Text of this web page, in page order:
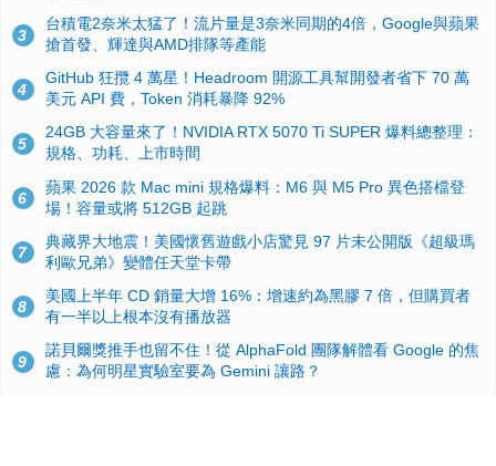
3
台積電2奈米太猛了！流片量是3奈米同期的4倍，Google與蘋果
搶首發、輝達與AMD排隊等產能
4
GitHub 狂攬 4 萬星！Headroom 開源工具幫開發者省下 70 萬
美元 API 費，Token 消耗暴降 92%
5
24GB 大容量來了！NVIDIA RTX 5070 Ti SUPER 爆料總整理：
規格、功耗、上市時間
6
蘋果 2026 款 Mac mini 規格爆料：M6 與 M5 Pro 異色搭檔登
場！容量或將 512GB 起跳
7
典藏界大地震！美國懷舊遊戲小店驚見 97 片未公開版《超級瑪
利歐兄弟》變體任天堂卡帶
8
美國上半年 CD 銷量大增 16%：增速約為黑膠 7 倍，但購買者
有一半以上根本沒有播放器
9
諾貝爾獎推手也留不住！從 AlphaFold 團隊解體看 Google 的焦
慮：為何明星實驗室要為 Gemini 讓路？